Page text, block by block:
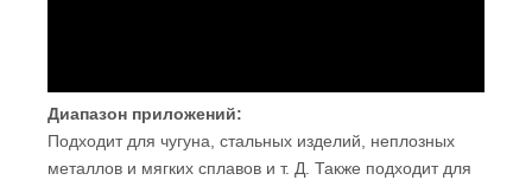
Диапазон приложений:
Подходит для чугуна, стальных изделий, неплозных